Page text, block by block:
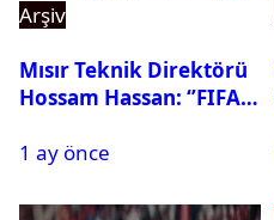
Arşiv
Mısır Teknik Direktörü
Hossam Hassan: ‘’FIFA,
istemiyor’’
1 ay önce